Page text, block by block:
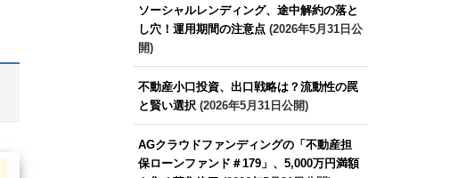
ソーシャルレンディング、途中解約の落と
し穴！運用期間の注意点(2026年5月31日公
開)
不動産小口投資、出口戦略は？流動性の罠
と賢い選択(2026年5月31日公開)
AGクラウドファンディングの「不動産担
保ローンファンド＃179」、5,000万円満額